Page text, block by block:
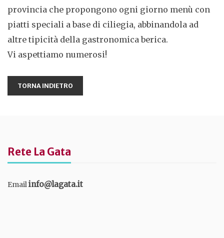
provincia che propongono ogni giorno menù con
piatti speciali a base di ciliegia, abbinandola ad
altre tipicità della gastronomica berica.
Vi aspettiamo numerosi!
Rete La Gata
Emailinfo@lagata.it